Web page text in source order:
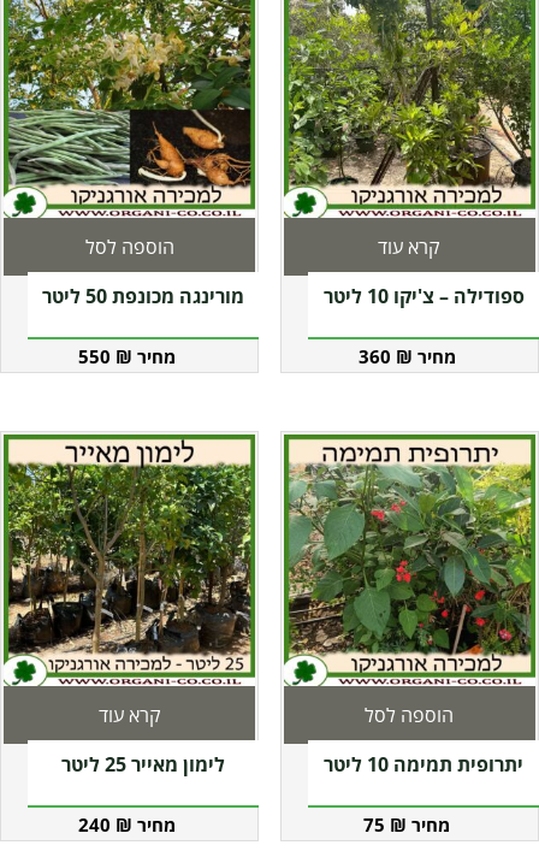
ספודילה – צ'יקו 10 ליטר
360 ₪
קרא עוד
מורינגה מכונפת 50 ליטר
550 ₪
הוספה לסל
יתרופית תמימה 10 ליטר
75 ₪
הוספה לסל
לימון מאייר 25 ליטר
240 ₪
קרא עוד